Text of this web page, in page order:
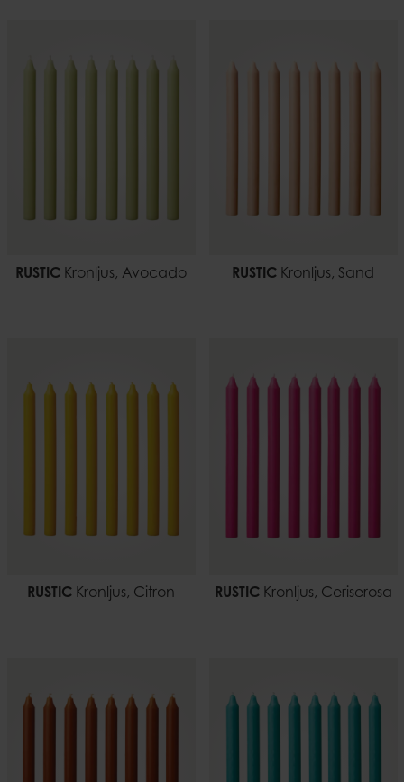
RUSTIC Kronljus, Avocado RUSTIC Kronljus, Sand
RUSTIC Kronljus, Citron RUSTICKronljus, Ceriserosa